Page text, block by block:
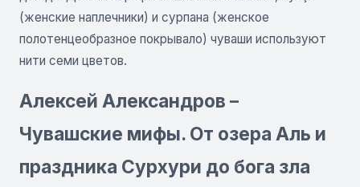
(женские наплечники) и сурпана (женское
полотенцеобразное покрывало) чуваши используют
нити семи цветов.
Алексей Александров –
Чувашские мифы. От озера Аль и
праздника Сурхури до бога зла